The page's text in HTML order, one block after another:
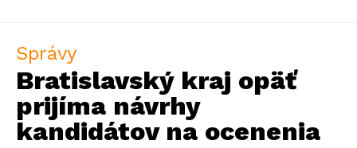
Správy
Bratislavský kraj opäť
prijíma návrhy
kandidátov na ocenenia